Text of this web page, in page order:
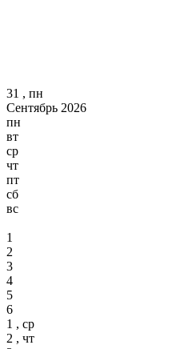
31 , пн
Сентябрь 2026
пн
вт
ср
чт
пт
сб
вс
1
2
3
4
5
6
1 , ср
2 , чт